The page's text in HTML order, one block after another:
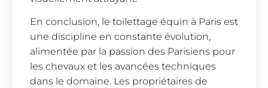
En conclusion, le toilettage équin à Paris est
une discipline en constante évolution,
alimentée par la passion des Parisiens pour
les chevaux et les avancées techniques
dans le domaine. Les propriétaires de